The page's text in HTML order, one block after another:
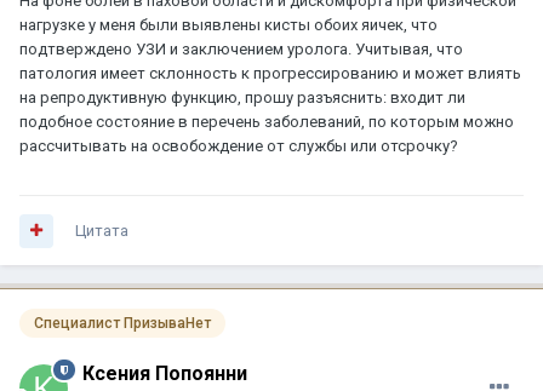
нагрузке у меня были выявлены кисты обоих яичек, что
подтверждено УЗИ и заключением уролога. Учитывая, что
патология имеет склонность к прогрессированию и может влиять
на репродуктивную функцию, прошу разъяснить: входит ли
подобное состояние в перечень заболеваний, по которым можно
рассчитывать на освобождение от службы или отсрочку?
Цитата
Специалист ПризываНет
Ксения Попоянни